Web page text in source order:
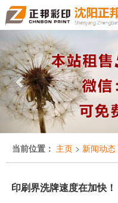
Previous
当前位置： 主页 > 新闻动态
印刷界洗牌速度在加快！